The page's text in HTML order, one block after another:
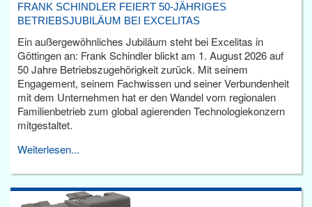
FRANK SCHINDLER FEIERT 50-JÄHRIGES
BETRIEBSJUBILÄUM BEI EXCELITAS
Ein außergewöhnliches Jubiläum steht bei Excelitas in
Göttingen an: Frank Schindler blickt am 1. August 2026 auf
50 Jahre Betriebszugehörigkeit zurück. Mit seinem
Engagement, seinem Fachwissen und seiner Verbundenheit
mit dem Unternehmen hat er den Wandel vom regionalen
Familienbetrieb zum global agierenden Technologiekonzern
mitgestaltet.
Weiterlesen...